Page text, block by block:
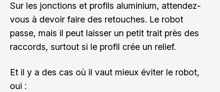
Sur les jonctions et profils aluminium, attendez-
vous à devoir faire des retouches. Le robot
passe, mais il peut laisser un petit trait près des
raccords, surtout si le profil crée un relief.
Et il y a des cas où il vaut mieux éviter le robot,
oui :